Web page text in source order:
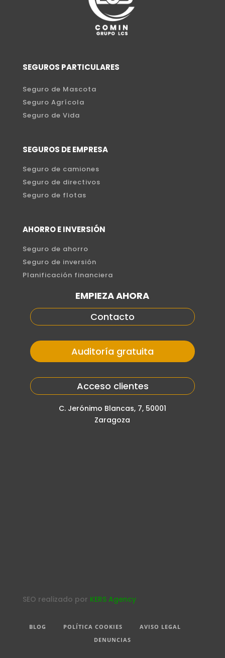
SEGUROS PARTICULARES
Seguro de Mascota
Seguro Agrícola
Seguro de Vida
SEGUROS DE EMPRESA
Seguro de camiones
Seguro de directivos
Seguro de flotas
AHORRO E INVERSIÓN
Seguro de ahorro
Seguro de inversión
Planificación financiera
EMPIEZA AHORA
Contacto
Auditoría gratuita
Acceso clientes
C. Jerónimo Blancas, 7, 50001
Zaragoza
SEO realizado por KERS Agency
BLOG POLÍTICA COOKIES
AVISO LEGAL
DENUNCIAS